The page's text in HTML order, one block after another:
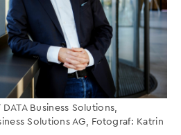
Business Solutions,
Solutions AG, Fotograf: Katrin